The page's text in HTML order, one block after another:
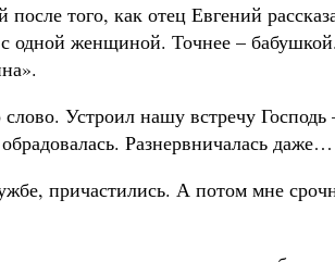
после того, как отец Евгений
одной женщиной. Точнее –
Устроил нашу встречу
Разнервничалась даже…
причастились. А потом мне